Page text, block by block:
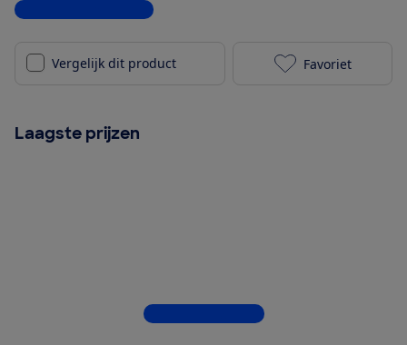
Bekijk alle specificaties
Vergelijk dit product Philips
Favoriet
Laagste prijzen
Bekijk alle 4 winkels